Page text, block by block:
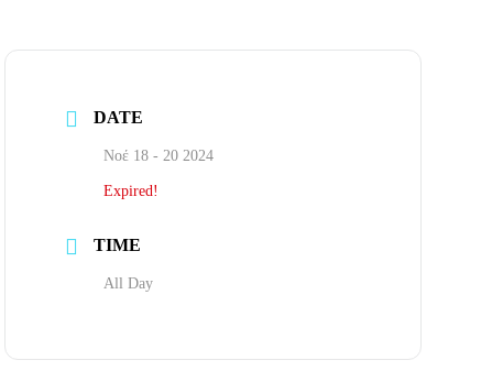
DATE
Νοέ 18 - 20 2024
Expired!
TIME
All Day